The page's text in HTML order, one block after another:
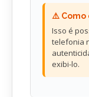
⚠️ Como
Isso é
telefonia
exibi-lo.